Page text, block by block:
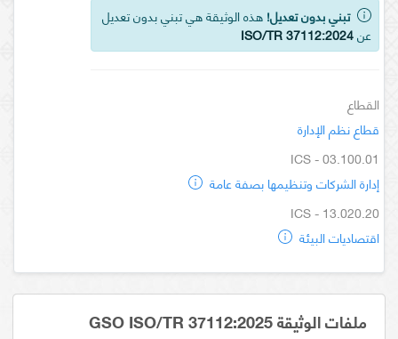
تبني بدون تعديل! هذه الوثيقة هي تبني بدون تعديل
عنISO/TR 37112:2024
القطاع
قطاع نظم الإدارة
ICS - 03.100.01
إدارة الشركات وتنظيمها بصفة عامة
ICS - 13.020.20
اقتصاديات البيئة
ملفات الوثيقة GSO ISO/TR 37112:2025